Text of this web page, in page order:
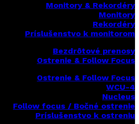
Monitory & Rekordéry
Monitory
Rekordéry
Príslušenstvo k monitorom
Bezdrôtové prenosy
Ostrenie & Follow Focus
Ostrenie & Follow Focus
WCU-4
Nucleus
Follow focus / Bočné ostrenie
Príslušenstvo k ostreniu